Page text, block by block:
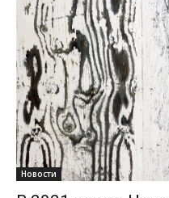
Новости